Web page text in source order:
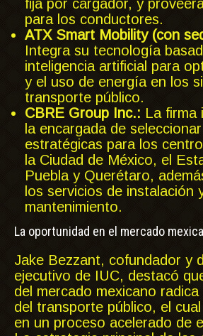
fija por cargador, y
para los conductores.
ATX Smart Mobility (con
Integra su tecnología
inteligencia artificial para
y el uso de energía en los
transporte público.
CBRE Group Inc.: La firma
la encargada de
estratégicas para los
la Ciudad de México, el
Puebla y Querétaro,
los servicios de instalación
mantenimiento.
La oportunidad en el mercado
Jake Bezzant, cofundador y
ejecutivo de IUC, destacó
del mercado mexicano
del transporte público, el
en un proceso acelerado de